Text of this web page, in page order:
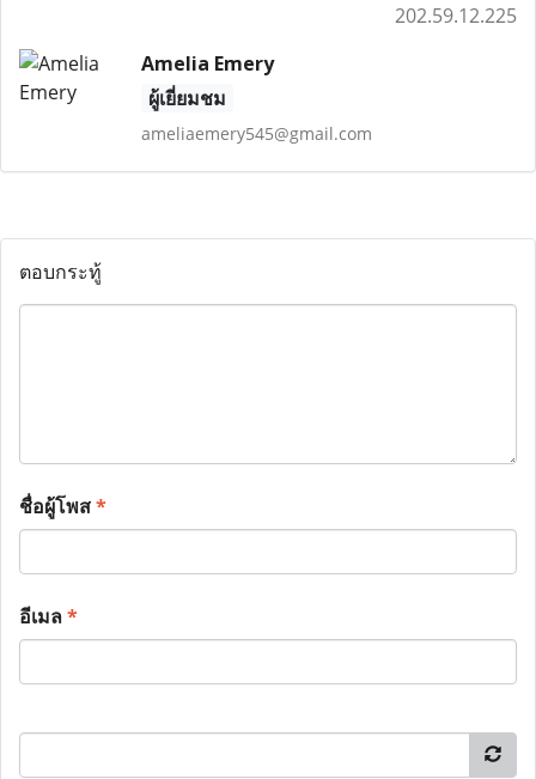
202.59.12.225
Amelia Emery
ผู้เยี่ยมชม
ameliaemery545@gmail.com
ตอบกระทู้
ชื่อผู้โพส*
อีเมล*